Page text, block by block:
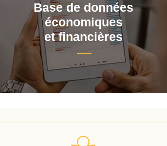
Base de données
économiques
et financières